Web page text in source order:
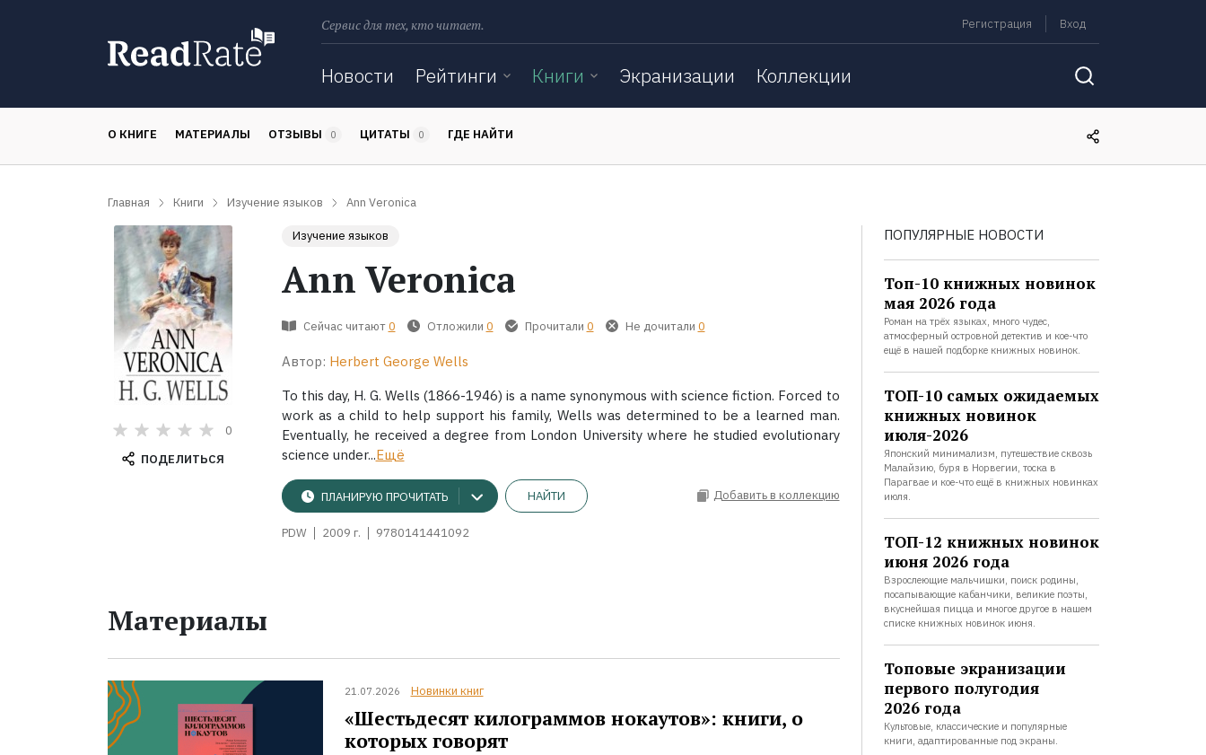
Сервис для тех, кто читает. Регистрация Вход
Новости Рейтинги Книги Экранизации Коллекции
О КНИГЕ МАТЕРИАЛЫ ОТЗЫВЫ 0 ЦИТАТЫ 0 ГДЕ НАЙТИ
Главная Книги Изучение языков Ann Veronica
0
ПОДЕЛИТЬСЯ
Изучение языков
Ann Veronica
Сейчас читают 0 Отложили 0 Прочитали 0 Не дочитали 0
Автор: Herbert George Wells
To this day, H. G. Wells (1866-1946) is a name synonymous with science fiction. Forced to
work as a child to help support his family, Wells was determined to be a learned man.
Eventually, he received a degree from London University where he studied evolutionary
science under...Ещё
ПЛАНИРУЮ ПРОЧИТАТЬ НАЙТИ Добавить в коллекцию
PDW 2009 г. 9780141441092
Материалы
21.07.2026 Новинки книг
«Шестьдесят килограммов нокаутов»: книги, о
которых говорят
ПОПУЛЯРНЫЕ НОВОСТИ
Топ-10 книжных новинок
мая 2026 года
Роман на трёх языках, много чудес,
атмосферный островной детектив и кое-что
ещё в нашей подборке книжных новинок.
ТОП-10 самых ожидаемых
книжных новинок
июля-2026
Японский минимализм, путешествие сквозь
Малайзию, буря в Норвегии, тоска в
Парагвае и кое-что ещё в книжных новинках
июля.
ТОП-12 книжных новинок
июня 2026 года
Взрослеющие мальчишки, поиск родины,
посапывающие кабанчики, великие поэты,
вкуснейшая пицца и многое другое в нашем
списке книжных новинок июня.
Топовые экранизации
первого полугодия
2026 года
Культовые, классические и популярные
книги, адаптированные под экраны.